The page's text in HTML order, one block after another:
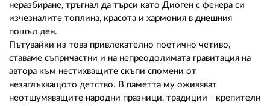
неразбиране, тръгнал да търси като Диоген с фенера си
изчезналите топлина, красота и хармония в днешния
пошъл ден.
Пътувайки из това привлекателно поетично четиво,
ставаме съпричастни и на непреодолимата гравитация на
автора към нестихващите скъпи спомени от
незаглъхващото детство. В паметта му оживяват
неотшумяващите народни празници, традиции - крепители